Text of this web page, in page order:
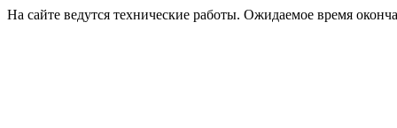
На сайте ведутся технические работы. Ожидаемое время